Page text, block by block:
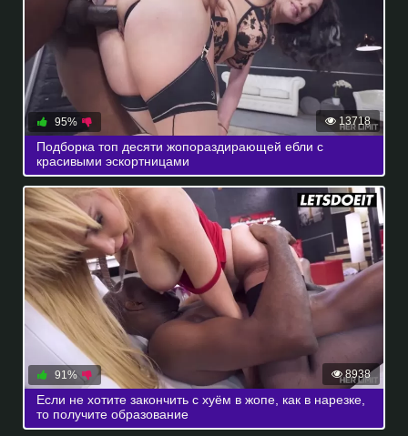
13718
95%
Подборка топ десяти жопораздирающей ебли с
красивыми эскортницами
8938
91%
Если не хотите закончить с хуём в жопе, как в нарезке,
то получите образование